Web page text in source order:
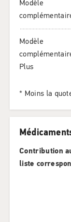
Modèle
Modèle
Plus
* Moins la
Contribution
liste